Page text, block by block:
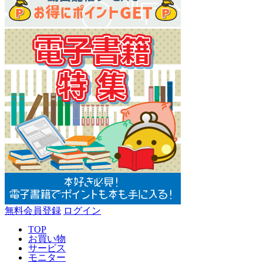
無料会員登録 ログイン
TOP
お買い物
サービス
モニター